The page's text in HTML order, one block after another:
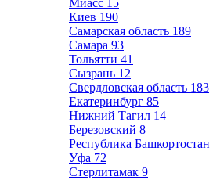
Миасс 15
Киев 190
Самарская область 189
Самара 93
Тольятти 41
Сызрань 12
Свердловская область 183
Екатеринбург 85
Нижний Тагил 14
Березовский 8
Республика Башкортостан
Уфа 72
Стерлитамак 9